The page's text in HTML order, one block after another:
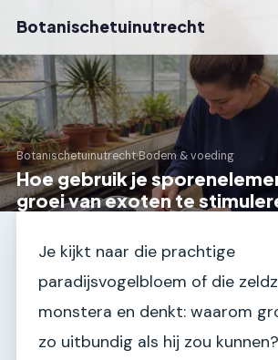
Botanischetuinutrecht
Botanischetuinutrecht›Bodem & voeding
Hoe gebruik je
groei van exoten te
Je kijkt naar die prachtige
paradijsvogelbloem of die
monstera en denkt: waarom
zo uitbundig als hij zou